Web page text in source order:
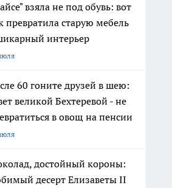
взяла не под обувь: вот
превратила старую мебель
интерьер
60 гоните друзей в шею:
великой Бехтеревой - не
в овощ на пенсии
достойный короны:
десерт Елизаветы II